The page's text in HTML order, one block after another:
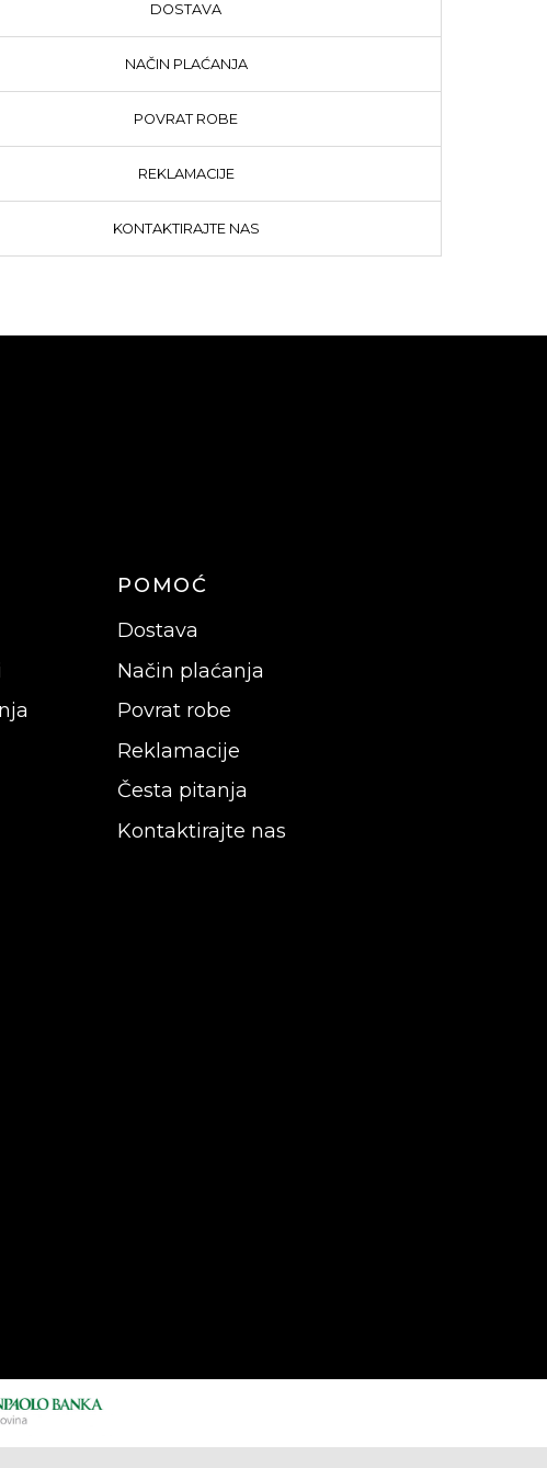
DOSTAVA
NAČIN PLAĆANJA
POVRAT ROBE
REKLAMACIJE
KONTAKTIRAJTE NAS
POMOĆ
Dostava
Način plaćanja
Povrat robe
Reklamacije
Česta pitanja
Kontaktirajte nas